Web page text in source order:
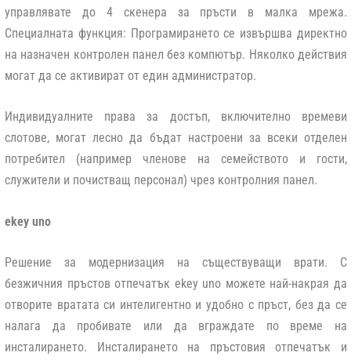
управлявате до 4 скенера за пръсти в малка мрежа.
Специалната функция: Програмирането се извършва директно
на назначен контролен панел без компютър. Няколко действия
могат да се активират от един администратор.
Индивидуалните права за достъп, включително времеви
слотове, могат лесно да бъдат настроени за всеки отделен
потребител (например членове на семейството и гости,
служители и почистващ персонал) чрез контролния панел.
ekey uno
Решение за модернизация на съществуващи врати. С
безжичния пръстов отпечатък ekey uno можете най-накрая да
отворите вратата си интелигентно и удобно с пръст, без да се
налага да пробивате или да вграждате по време на
инсталирането. Инсталирането на пръстовия отпечатък и